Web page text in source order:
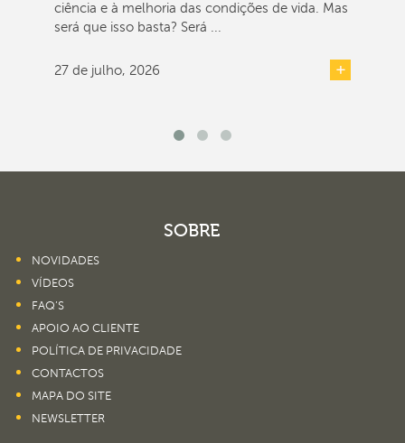
ciência e à melhoria das condições de vida. Mas
será que isso basta? Será ...
27 de julho, 2026
SOBRE
NOVIDADES
VÍDEOS
FAQ’S
APOIO AO CLIENTE
POLÍTICA DE PRIVACIDADE
CONTACTOS
MAPA DO SITE
NEWSLETTER